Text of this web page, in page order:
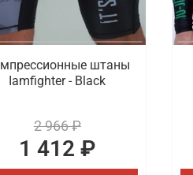
штаны
Iamfighter - Black
2 966 ₽
1 412 ₽